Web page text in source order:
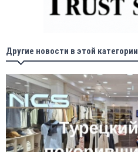
Другие новости в этой категории